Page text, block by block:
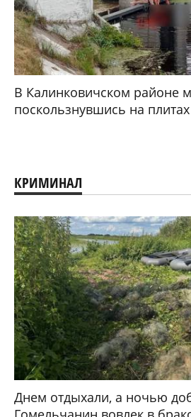
В Калинковичском районе
поскользнувшись на
КРИМИНАЛ
Днем отдыхали, а ночью